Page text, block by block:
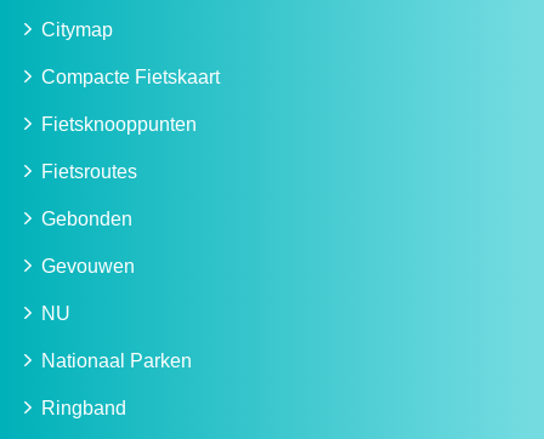
Citymap
Compacte Fietskaart
Fietsknooppunten
Fietsroutes
Gebonden
Gevouwen
NU
Nationaal Parken
Ringband